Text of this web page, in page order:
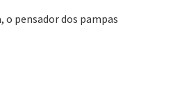
o pensador dos pampas